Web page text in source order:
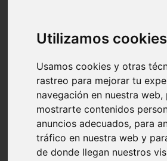
Utilizamos cookies
Usamos cookies y otras
rastreo para mejorar tu
navegación en nuestra web,
mostrarte contenidos
anuncios adecuados, para
tráfico en nuestra web y
de donde llegan nuestros
c santa fe
c zona austral
carmen
category
destinos
gijon
lanzarote
live
monumentos
naturaleza